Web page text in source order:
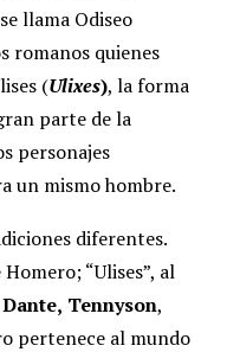
llama Odiseo
romanos quienes
(Ulixes), la forma
parte de la
personajes
un mismo hombre.
diferentes.
“Ulises”, al
Dante, Tennyson,
pertenece al mundo